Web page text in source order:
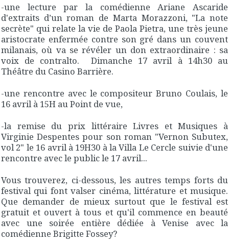
-une lecture par la comédienne Ariane Ascaride
d'extraits d’un roman de Marta Morazzoni, "La note
secrète" qui relate la vie de Paola Pietra, une très jeune
aristocrate enfermée contre son gré dans un couvent
milanais, où va se révéler un don extraordinaire : sa
voix de contralto. Dimanche 17 avril à 14h30 au
Théâtre du Casino Barrière.
-une rencontre avec le compositeur Bruno Coulais, le
16 avril à 15H au Point de vue,
-la remise du prix littéraire Livres et Musiques à
Virginie Despentes pour son roman "Vernon Subutex,
vol 2" le 16 avril à 19H30 à la Villa Le Cercle suivie d'une
rencontre avec le public le 17 avril...
Vous trouverez, ci-dessous, les autres temps forts du
festival qui font valser cinéma, littérature et musique.
Que demander de mieux surtout que le festival est
gratuit et ouvert à tous et qu'il commence en beauté
avec une soirée entière dédiée à Venise avec la
comédienne Brigitte Fossey?